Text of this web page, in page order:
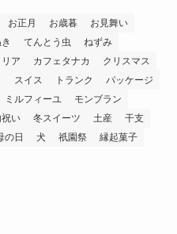
お正月 お歳暮
お見舞い
てんとう虫
ねずみ
ア カフェタナカ
クリスマス
スイス トランク
パッケージ
ミルフィーユ
モンブラン
祝い 冬スイーツ 土産
干支
の日 犬 祇園祭
縁起菓子